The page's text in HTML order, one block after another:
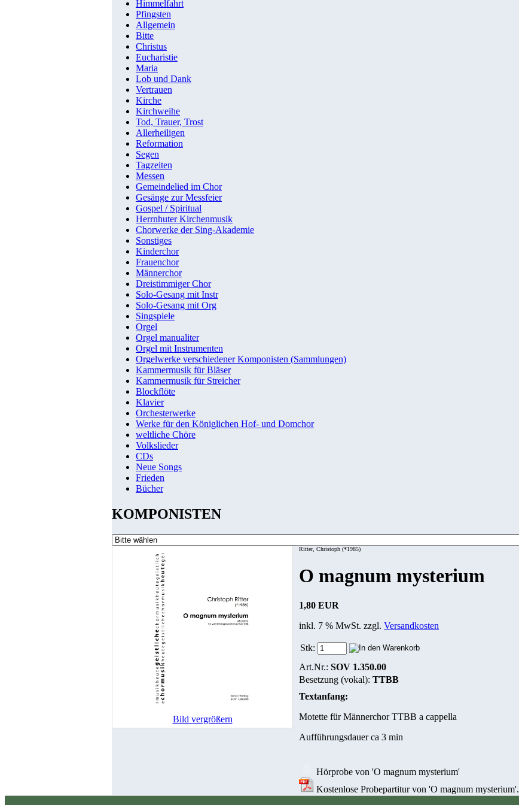
Himmelfahrt
Pfingsten
Allgemein
Bitte
Christus
Eucharistie
Maria
Lob und Dank
Vertrauen
Kirche
Kirchweihe
Tod, Trauer, Trost
Allerheiligen
Reformation
Segen
Tagzeiten
Messen
Gemeindelied im Chor
Gesänge zur Messfeier
Gospel / Spiritual
Herrnhuter Kirchenmusik
Chorwerke der Sing-Akademie
Sonstiges
Kinderchor
Frauenchor
Männerchor
Dreistimmiger Chor
Solo-Gesang mit Instr
Solo-Gesang mit Org
Singspiele
Orgel
Orgel manualiter
Orgel mit Instrumenten
Orgelwerke verschiedener Komponisten (Sammlungen)
Kammermusik für Bläser
Kammermusik für Streicher
Blockflöte
Klavier
Orchesterwerke
Werke für den Königlichen Hof- und Domchor
weltliche Chöre
Volkslieder
CDs
Neue Songs
Frieden
Bücher
KOMPONISTEN
Bild vergrößern
Ritter, Christoph (*1985)
O magnum mysterium
1,80 EUR
inkl. 7 % MwSt. zzgl. Versandkosten
Stk:
Art.Nr.: SOV 1.350.00
Besetzung (vokal): TTBB
Textanfang:
Motette für Männerchor TTBB a cappella
Aufführungsdauer ca 3 min
Hörprobe von 'O magnum mysterium'
Kostenlose Probepartitur von 'O magnum mysterium'.